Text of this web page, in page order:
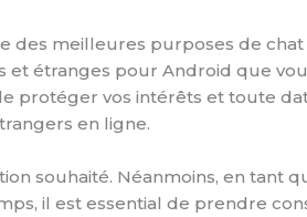
des meilleures purposes de
et étranges pour Android que
protéger vos intérêts et toute
en ligne.
souhaité. Néanmoins, en tant
il est essential de prendre